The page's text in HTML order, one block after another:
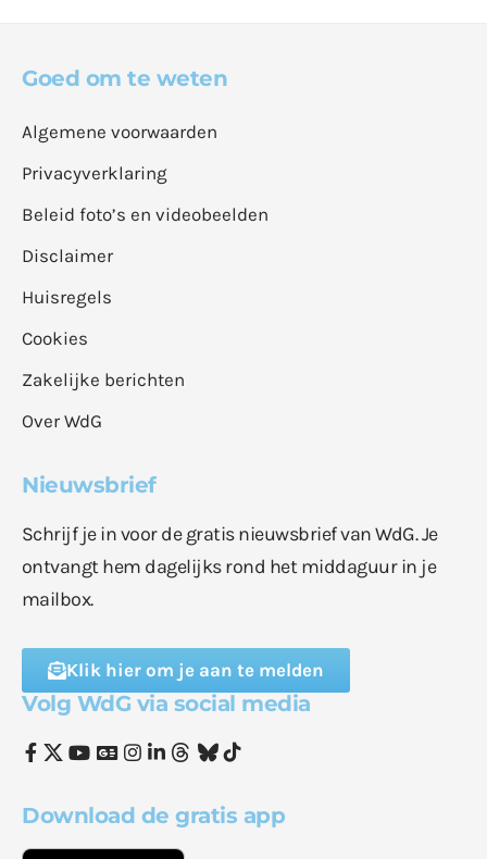
Goed om te weten
Algemene voorwaarden
Privacyverklaring
Beleid foto’s en videobeelden
Disclaimer
Huisregels
Cookies
Zakelijke berichten
Over WdG
Nieuwsbrief
Schrijf je in voor de gratis nieuwsbrief van WdG. Je
ontvangt hem dagelijks rond het middaguur in je
mailbox.
Klik hier om je aan te melden
Volg WdG via social media
Download de gratis app